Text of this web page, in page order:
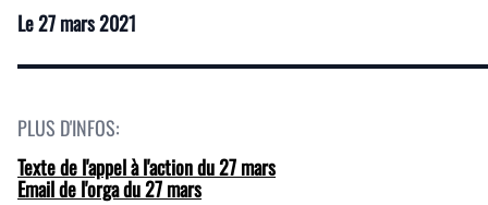
Le27 mars 2021
PLUS D'INFOS:
Texte de l'appel à l'action du 27 mars
Email de l'orga du 27 mars